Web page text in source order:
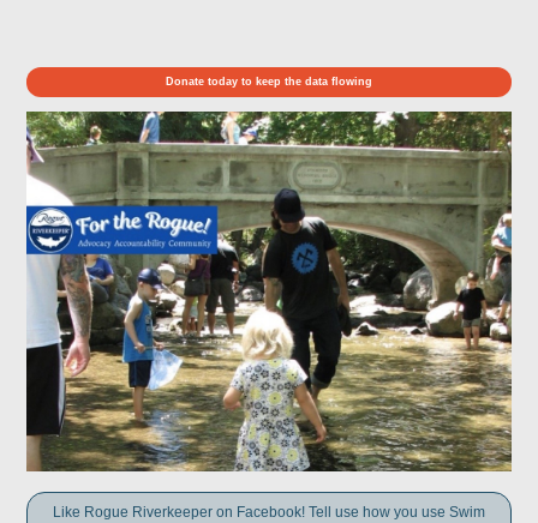
Donate today to keep the data flowing
Like Rogue Riverkeeper on Facebook! Tell use how you use Swim